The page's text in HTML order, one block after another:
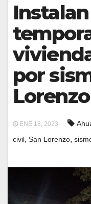
por
Lorenzo
ENE 18, 2023
civil, San Lorenzo,